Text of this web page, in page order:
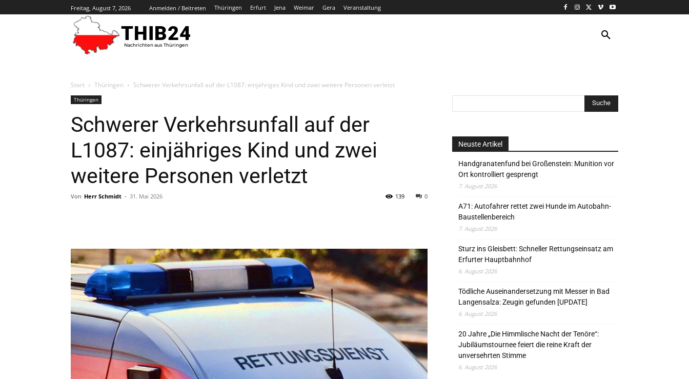
Freitag, August 7, 2026 Anmelden / Beitreten Thüringen Erfurt Jena Weimar Gera Veranstaltung
THIB24
Nachrichten aus Thüringen
Start Thüringen Schwerer Verkehrsunfall auf der L1087: einjähriges Kind und zwei weitere Personen verletzt
Thüringen
Schwerer Verkehrsunfall auf der
L1087: einjähriges Kind und zwei
weitere Personen verletzt
Von Herr Schmidt - 31. Mai 2026 0
139
Neuste Artikel
Handgranatenfund bei Großenstein: Munition vor
Ort kontrolliert gesprengt
7. August 2026
A71: Autofahrer rettet zwei Hunde im Autobahn-
Baustellenbereich
7. August 2026
Sturz ins Gleisbett: Schneller Rettungseinsatz am
Erfurter Hauptbahnhof
6. August 2026
Tödliche Auseinandersetzung mit Messer in Bad
Langensalza: Zeugin gefunden [UPDATE]
6. August 2026
20 Jahre „Die Himmlische Nacht der Tenöre“:
Jubiläumstournee feiert die reine Kraft der
unversehrten Stimme
6. August 2026